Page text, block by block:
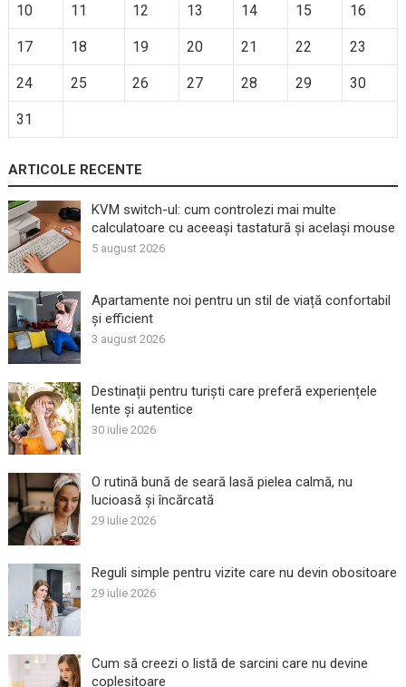
10 11 12 13 14 15 16
17 18 19 20 21 22 23
24 25 26 27 28 29 30
31
ARTICOLE RECENTE
KVM switch-ul: cum controlezi mai multe
calculatoare cu aceeași tastatură și același mouse
5 august 2026
Apartamente noi pentru un stil de viață confortabil
și efficient
3 august 2026
Destinații pentru turiști care preferă experiențele
lente și autentice
30 iulie 2026
O rutină bună de seară lasă pielea calmă, nu
lucioasă și încărcată
29 iulie 2026
Reguli simple pentru vizite care nu devin obositoare
29 iulie 2026
Cum să creezi o listă de sarcini care nu devine
copleșitoare